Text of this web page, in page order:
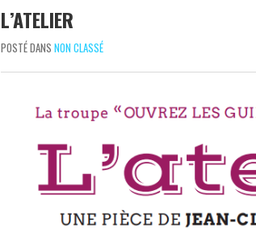
L’ATELIER
POSTÉ DANS NON CLASSÉ